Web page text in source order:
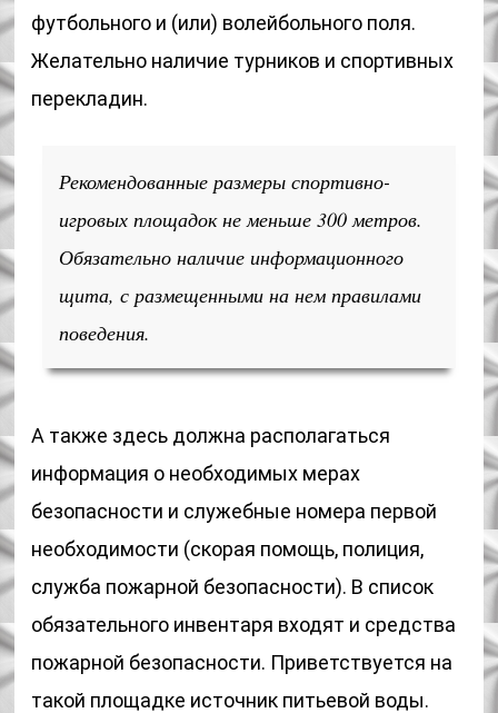
футбольного и (или) волейбольного поля.
Желательно наличие турников и спортивных
перекладин.
Рекомендованные размеры спортивно-
игровых площадок не меньше 300 метров.
Обязательно наличие информационного
щита, с размещенными на нем правилами
поведения.
А также здесь должна располагаться
информация о необходимых мерах
безопасности и служебные номера первой
необходимости (скорая помощь, полиция,
служба пожарной безопасности). В список
обязательного инвентаря входят и средства
пожарной безопасности. Приветствуется на
такой площадке источник питьевой воды.